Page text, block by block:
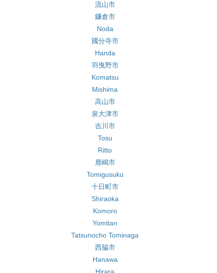
流山市
鐮倉市
Noda
國分寺市
Handa
羽曳野市
Komatsu
Mishima
高山市
泉大津市
吉川市
Tosu
Ritto
鹿嶋市
Tomigusuku
十日町市
Shiraoka
Komoro
Yomitan
Tatsunocho Tominaga
西脇市
Hanawa